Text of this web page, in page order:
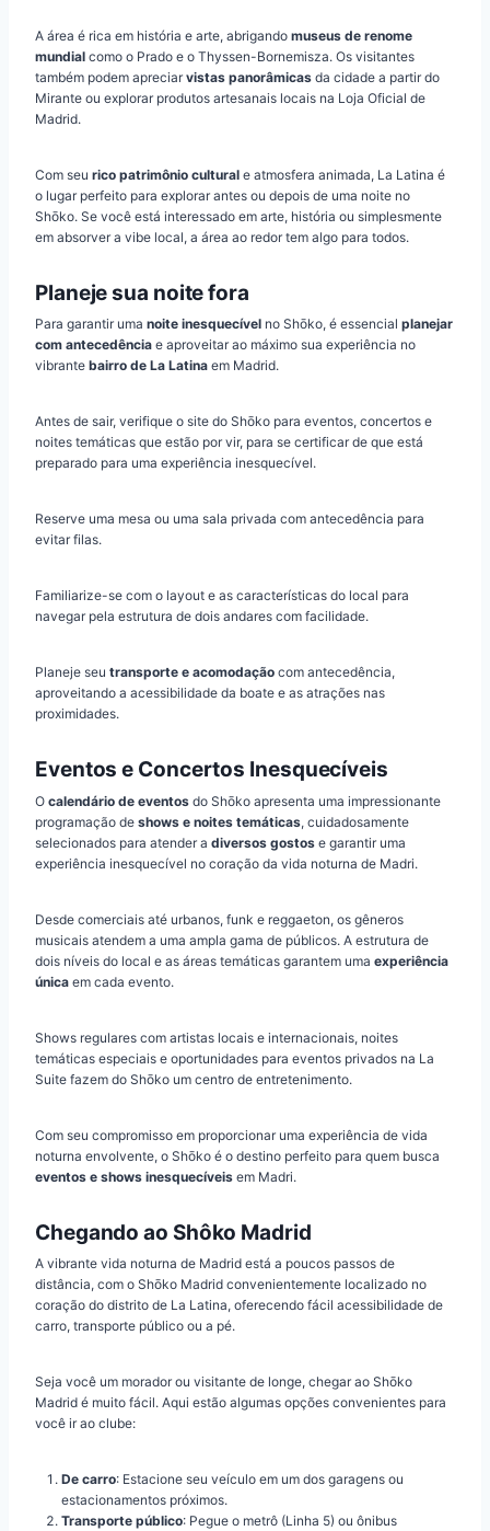
A área é rica em história e arte, abrigando museus de renome
mundial como o Prado e o Thyssen-Bornemisza. Os visitantes
também podem apreciarvistas panorâmicas da cidade a partir do
Mirante ou explorar produtos artesanais locais na Loja Oficial de
Madrid.
Com seu rico patrimônio cultural e atmosfera animada, La Latina é
o lugar perfeito para explorar antes ou depois de uma noite no
Shōko. Se você está interessado em arte, história ou simplesmente
em absorver a vibe local, a área ao redor tem algo para todos.
Planeje sua noite fora
Para garantir uma noite inesquecível no Shōko, é essencial planejar
com antecedência e aproveitar ao máximo sua experiência no
vibrante bairro de La Latina em Madrid.
Antes de sair, verifique o site do Shōko para eventos, concertos e
noites temáticas que estão por vir, para se certificar de que está
preparado para uma experiência inesquecível.
Reserve uma mesa ou uma sala privada com antecedência para
evitar filas.
Familiarize-se com o layout e as características do local para
navegar pela estrutura de dois andares com facilidade.
Planeje seu transporte e acomodação com antecedência,
aproveitando a acessibilidade da boate e as atrações nas
proximidades.
Eventos e Concertos Inesquecíveis
O calendário de eventos do Shōko apresenta uma impressionante
programação de shows e noites temáticas, cuidadosamente
selecionados para atender a diversos gostos e garantir uma
experiência inesquecível no coração da vida noturna de Madri.
Desde comerciais até urbanos, funk e reggaeton, os gêneros
musicais atendem a uma ampla gama de públicos. A estrutura de
dois níveis do local e as áreas temáticas garantem uma experiência
única em cada evento.
Shows regulares com artistas locais e internacionais, noites
temáticas especiais e oportunidades para eventos privados na La
Suite fazem do Shōko um centro de entretenimento.
Com seu compromisso em proporcionar uma experiência de vida
noturna envolvente, o Shōko é o destino perfeito para quem busca
eventos e shows inesquecíveis em Madri.
Chegando ao Shôko Madrid
A vibrante vida noturna de Madrid está a poucos passos de
distância, com o Shōko Madrid convenientemente localizado no
coração do distrito de La Latina, oferecendo fácil acessibilidade de
carro, transporte público ou a pé.
Seja você um morador ou visitante de longe, chegar ao Shōko
Madrid é muito fácil. Aqui estão algumas opções convenientes para
você ir ao clube:
De carro: Estacione seu veículo em um dos garagens ou
estacionamentos próximos.
Transporte público: Pegue o metrô (Linha 5) ou ônibus